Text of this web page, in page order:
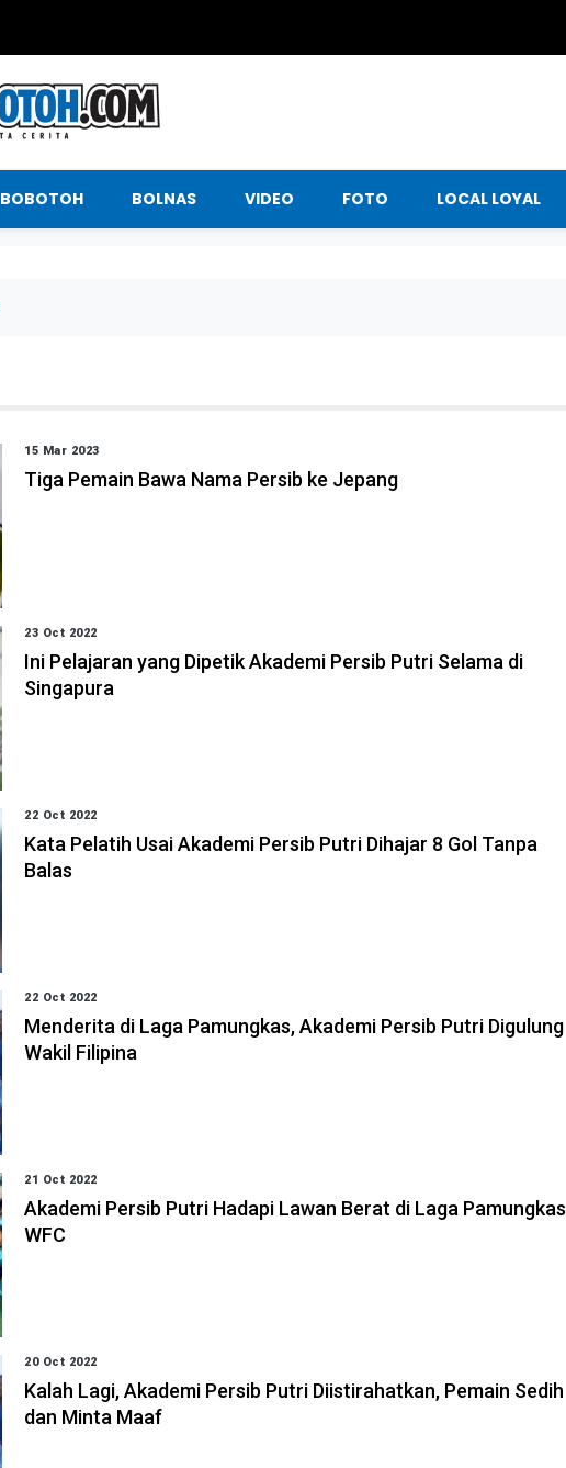
BOBOTOH BOLNAS VIDEO FOTO LOCAL LOYAL
15 Mar 2023
Tiga Pemain Bawa Nama Persib ke Jepang
23 Oct 2022
Ini Pelajaran yang Dipetik Akademi Persib Putri Selama di
Singapura
22 Oct 2022
Kata Pelatih Usai Akademi Persib Putri Dihajar 8 Gol Tanpa
Balas
22 Oct 2022
Menderita di Laga Pamungkas, Akademi Persib Putri Digulung
Wakil Filipina
21 Oct 2022
Akademi Persib Putri Hadapi Lawan Berat di Laga Pamungkas
WFC
20 Oct 2022
Kalah Lagi, Akademi Persib Putri Diistirahatkan, Pemain Sedih
dan Minta Maaf